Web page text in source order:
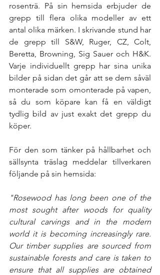
rosenträ. På sin hemsida erbjuder de
grepp till flera olika modeller av ett
antal olika märken. I skrivande stund har
de grepp till S&W, Ruger, CZ, Colt,
Beretta, Browning, Sig Sauer och H&K.
Varje individuellt grepp har sina unika
bilder på sidan det går att se dem såväl
monterade som omonterade på vapen,
så du som köpare kan få en väldigt
tydlig bild av just exakt det grepp du
köper.
För den som tänker på hållbarhet och
sällsynta träslag meddelar tillverkaren
följande på sin hemsida:
"Rosewood has long been one of the
most sought after woods for quality
cultural carvings and in the modern
world it is becoming increasingly rare.
Our timber supplies are sourced from
sustainable forests and care is taken to
ensure that all supplies are obtained